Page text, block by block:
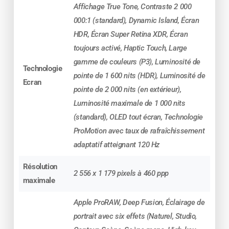
remplacée par un modèle neuf pour garantir une
expérience optimale.
Reconditionnement Premium
✔ Tests complets
✔ Nettoyage approfondi
✔ Remplacement des pièces usées
✔ 100 % fonctionnel, compatible iOS
✔ Données effacées selon les normes RGPD
France
certifié et d’un suivi personnalisé.
Technologie
Ecran
Affichage True Tone, Contraste 2 000
000:1 (standard), Dynamic Island, Écran
HDR, Écran Super Retina XDR, Écran
toujours activé, Haptic Touch, Large
gamme de couleurs (P3), Luminosité de
pointe de 1 600 nits (HDR), Luminosité de
pointe de 2 000 nits (en extérieur),
Luminosité maximale de 1 000 nits
(standard), OLED tout écran, Technologie
ProMotion avec taux de rafraîchissement
adaptatif atteignant 120 Hz
Résolution
maximale
2 556 x 1 179 pixels à 460 ppp
Apple ProRAW, Deep Fusion, Éclairage de
portrait avec six effets (Naturel, Studio,